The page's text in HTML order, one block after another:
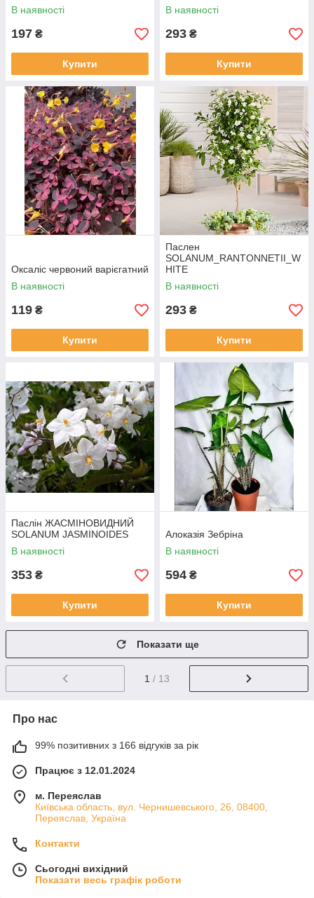
В наявності
197 ₴
Купити
В наявності
293 ₴
Купити
Оксаліс червоний варієгатний
В наявності
119 ₴
Купити
Паслен
SOLANUM_RANTONNETII_W
HITE
В наявності
293 ₴
Купити
Паслін ЖАСМІНОВИДНИЙ
SOLANUM JASMINOIDES
В наявності
353 ₴
Купити
Алоказія Зебріна
В наявності
594 ₴
Купити
Показати ще
1 / 13
Про нас
99% позитивних з 166 відгуків за рік
Працює з 12.01.2024
м. Переяслав
Київська область, вул. Чернишевського, 26, 08400,
Переяслав, Україна
Контакти
Сьогодні вихідний
Показати весь графік роботи